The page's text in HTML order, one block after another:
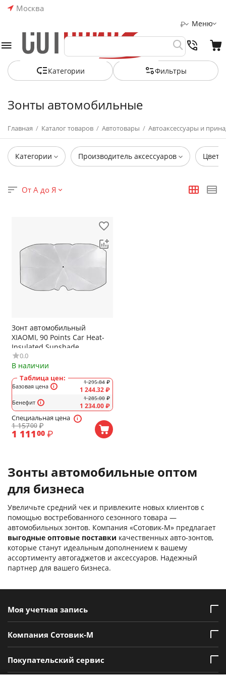
Москва
Меню
₽
Категории Фильтры
Зонты автомобильные
Главная / Каталог товаров / Автотовары / Автоаксессуары и
Категории Производитель аксессуаров Цвет
От А до Я
Зонт автомобильный
XIAOMI, 90 Points Car Heat-
Insulated Sunshade,
90BOTNT21117W, на лобовое
стекло, цвет: серый
0.0
В наличии
Таблица цен:
Базовая цена
Бенефит
1 295.84 ₽
1 244.32₽
1 285.00 ₽
1 234.00₽
Специальная цена
1 15700 ₽
1 11100 ₽
Зонты автомобильные оптом
для бизнеса
Увеличьте средний чек и привлеките новых клиентов с
помощью востребованного сезонного товара —
автомобильных зонтов. Компания «Сотовик-М» предлагает
выгодные оптовые поставки качественных авто-зонтов,
которые станут идеальным дополнением к вашему
ассортименту автогаджетов и аксессуаров. Надежный
партнер для вашего бизнеса.
Моя учетная запись
Компания Сотовик-М
Покупательский сервис